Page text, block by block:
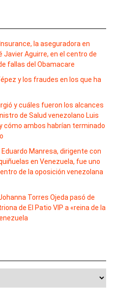
la aseguradora en
Javier Aguirre, en el centro de
fallas del Obamacare
y los fraudes en los que ha
y cuáles fueron los alcances
de Salud venezolano Luis
cómo ambos habrían terminado
Eduardo Manresa, dirigente con
en Venezuela, fue uno
de la oposición venezolana
Torres Ojeda pasó de
de El Patio VIP a «reina de la